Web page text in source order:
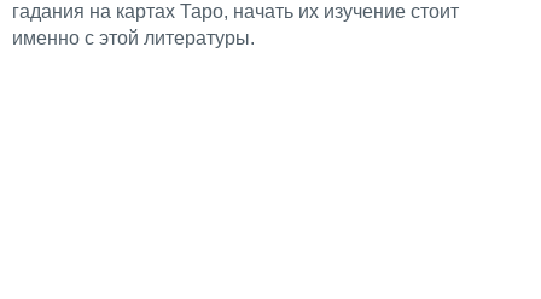
гадания на картах Таро, начать их изучение стоит
именно с этой литературы.